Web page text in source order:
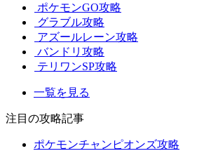
ポケモンGO攻略
グラブル攻略
アズールレーン攻略
バンドリ攻略
テリワンSP攻略
一覧を見る
注目の攻略記事
ポケモンチャンピオンズ攻略